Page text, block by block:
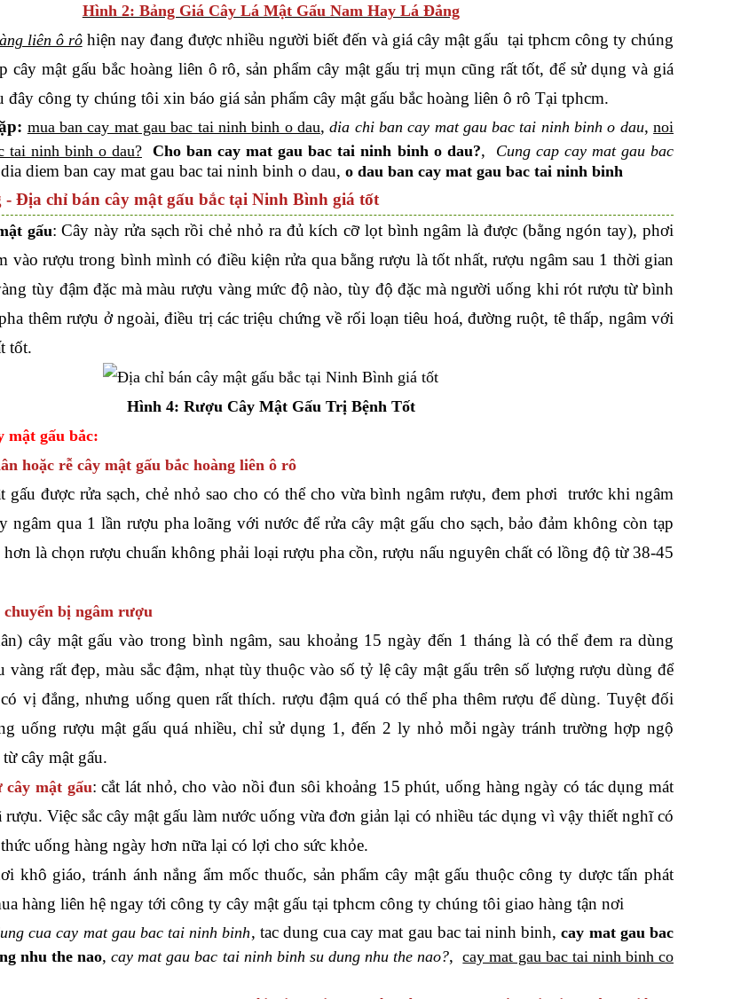
Hình 2: Bảng Giá Cây Lá Mật Gấu Nam Hay Lá Đắng
liên ô rôhiện nay đang được nhiều người biết đến và giá cây mật gấu tại tphcm công ty chúng
cây mật gấu bắc hoàng liên ô rô, sản phẩm cây mật gấu trị mụn cũng rất tốt, để sử dụng và giá
đây công ty chúng tôi xin báo giá sản phẩm cây mật gấu bắc hoàng liên ô rô Tại tphcm.
mua ban cay mat gau bac tai ninh binh o dau,dia chi ban cay mat gau bac tai ninh binh o dau,noi
tai ninh binh o dau?
Cho ban cay mat gau bac tai ninh binh o dau?, Cung cap cay mat gau bac
diem ban cay mat gau bac tai ninh binh o dau, o dau ban cay mat gau bac tai ninh binh
- Địa chỉ bán cây mật gấu bắc tại Ninh Bình giá tốt
gấu: Cây này rửa sạch rồi chẻ nhỏ ra đủ kích cỡ lọt bình ngâm là được (bằng ngón tay), phơi
vào rượu trong bình mình có điều kiện rửa qua bằng rượu là tốt nhất, rượu ngâm sau 1 thời gian
tùy đậm đặc mà màu rượu vàng mức độ nào, tùy độ đặc mà người uống khi rót rượu từ bình
thêm rượu ở ngoài, điều trị các triệu chứng về rối loạn tiêu hoá, đường ruột, tê thấp, ngâm với
tốt.
Hình 4: Rượu Cây Mật Gấu Trị Bệnh Tốt
mật gấu bắc:
hoặc rễ cây mật gấu bắc hoàng liên ô rô
gấu được rửa sạch, chẻ nhỏ sao cho có thể cho vừa bình ngâm rượu, đem phơi trước khi ngâm
ngâm qua 1 lần rượu pha loãng với nước để rửa cây mật gấu cho sạch, bảo đảm không còn tạp
hơn là chọn rượu chuẩn không phải loại rượu pha cồn, rượu nấu nguyên chất có lồng độ từ 38-45
bị ngâm rượu
cây mật gấu vào trong bình ngâm, sau khoảng 15 ngày đến 1 tháng là có thể đem ra dùng
vàng rất đẹp, màu sắc đậm, nhạt tùy thuộc vào số tỷ lệ cây mật gấu trên số lượng rượu dùng để
vị đắng, nhưng uống quen rất thích. rượu đậm quá có thể pha thêm rượu để dùng. Tuyệt đối
uống rượu mật gấu quá nhiều, chỉ sử dụng 1, đến 2 ly nhỏ mỗi ngày tránh trường hợp ngộ
cây mật gấu.
cây mật gấu: cắt lát nhỏ, cho vào nồi đun sôi khoảng 15 phút, uống hàng ngày có tác dụng mát
rượu. Việc sắc cây mật gấu làm nước uống vừa đơn giản lại có nhiều tác dụng vì vậy thiết nghĩ có
uống hàng ngày hơn nữa lại có lợi cho sức khỏe.
khô giáo, tránh ánh nắng ẩm mốc thuốc, sản phẩm cây mật gấu thuộc công ty dược tấn phát
hàng liên hệ ngay tới công ty cây mật gấu tại tphcm công ty chúng tôi giao hàng tận nơi
cua cay mat gau bac tai ninh binh, tac dung cua cay mat gau bac tai ninh binh,cay mat gau bac
nhu the nao,cay mat gau bac tai ninh binh su dung nhu the nao?,cay mat gau bac tai ninh binh co